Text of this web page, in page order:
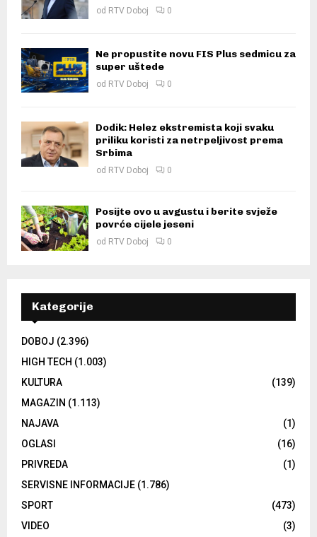
od RTV Doboj 0
Ne propustite novu FIS Plus sedmicu za
super uštede
od RTV Doboj 0
Dodik: Helez ekstremista koji svaku
priliku koristi za netrpeljivost prema
Srbima
od RTV Doboj 0
Posijte ovo u avgustu i berite svježe
povrće cijele jeseni
od RTV Doboj 0
Kategorije
DOBOJ (2.396)
HIGH TECH (1.003)
KULTURA
(139)
MAGAZIN (1.113)
NAJAVA
(1)
OGLASI
(16)
PRIVREDA
(1)
SERVISNE INFORMACIJE (1.786)
SPORT
(473)
VIDEO
(3)